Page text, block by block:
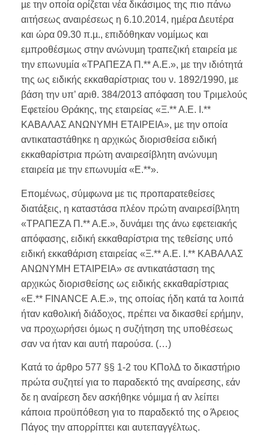
µε την οποία ορίζεται νέα δικάσιµος της πιο πάνω
αιτήσεως αναιρέσεως η 6.10.2014, ηµέρα Δευτέρα
και ώρα 09.30 π.µ., επιδόθηκαν νοµίµως και
εµπροθέσµως στην ανώνυµη τραπεζική εταιρεία µε
την επωνυµία «ΤΡΑΠΕΖΑ Π.** Α.Ε.», µε την ιδιότητά
της ως ειδικής εκκαθαρίστριας του ν. 1892/1990, µε
βάση την υπ’ αριθ. 384/2013 απόφαση του Τριµελούς
Εφετείου Θράκης, της εταιρείας «Ξ.** Α.Ε. Ι.**
ΚΑΒΑΛΑΣ ΑΝΩΝΥΜΗ ΕΤΑΙΡΕΙΑ», µε την οποία
αντικαταστάθηκε η αρχικώς διορισθείσα ειδική
εκκαθαρίστρια πρώτη αναιρεσίβλητη ανώνυµη
εταιρεία µε την επωνυµία «Ε.**».
Εποµένως, σύµφωνα µε τις προπαρατεθείσες
διατάξεις, η καταστάσα πλέον πρώτη αναιρεσίβλητη
«ΤΡΑΠΕΖΑ Π.** Α.Ε.», δυνάµει της άνω εφετειακής
απόφασης, ειδική εκκαθαρίστρια της τεθείσης υπό
ειδική εκκαθάριση εταιρείας «Ξ.** Α.Ε. Ι.** ΚΑΒΑΛΑΣ
ΑΝΩΝΥΜΗ ΕΤΑΙΡΕΙΑ» σε αντικατάσταση της
αρχικώς διορισθείσης ως ειδικής εκκαθαρίστριας
«Ε.** FINANCE Α.Ε.», της οποίας ήδη κατά τα λοιπά
ήταν καθολική διάδοχος, πρέπει να δικασθεί ερήµην,
να προχωρήσει όµως η συζήτηση της υποθέσεως
σαν να ήταν και αυτή παρούσα. (…)
Κατά το άρθρο 577 §§ 1-2 του ΚΠολΔ το δικαστήριο
πρώτα συζητεί για το παραδεκτό της αναίρεσης, εάν
δε η αναίρεση δεν ασκήθηκε νόµιµα ή αν λείπει
κάποια προϋπόθεση για το παραδεκτό της ο Άρειος
Πάγος την απορρίπτει και αυτεπαγγέλτως.